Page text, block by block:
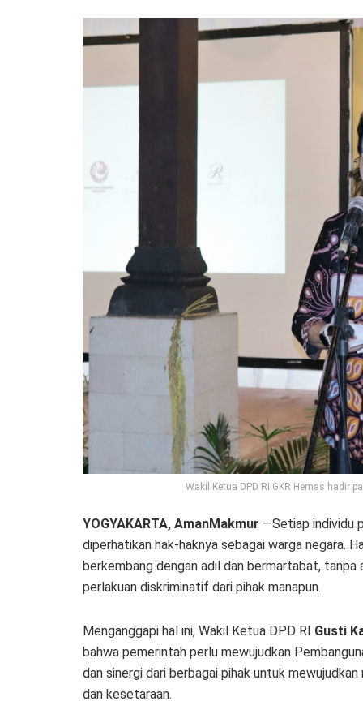
Wakil Ketua DPD RI GKR Hemas hadir
YOGYAKARTA, AmanMakmur —Setiap individu
diperhatikan hak-haknya sebagai warga negara.
berkembang dengan adil dan bermartabat,
perlakuan diskriminatif dari pihak manapun.
Menganggapi hal ini, Wakil Ketua DPD RI Gusti
bahwa pemerintah perlu mewujudkan
dan sinergi dari berbagai pihak untuk
dan kesetaraan.